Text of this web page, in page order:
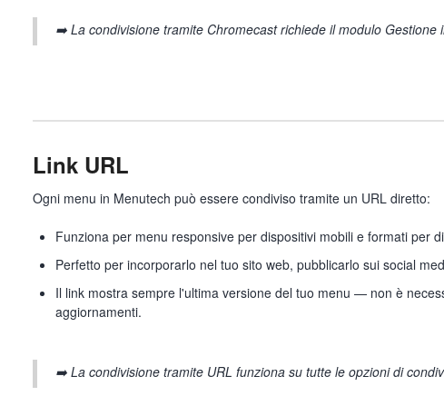
➡️ La condivisione tramite Chromecast richiede il modulo Gestione
Link URL
Ogni menu in Menutech può essere condiviso tramite un URL diretto:
Funziona per menu responsive per dispositivi mobili e formati per
Perfetto per incorporarlo nel tuo sito web, pubblicarlo sui social
Il link mostra sempre l'ultima versione del tuo menu — non è
aggiornamenti.
➡️ La condivisione tramite URL funziona su tutte le opzioni di